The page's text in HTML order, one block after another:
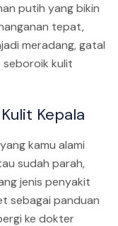
putih yang bikin
tepat,
meradang, gatal
seboroik kulit
Kepala
kamu alami
sudah parah,
jenis penyakit
sebagai panduan
ke dokter